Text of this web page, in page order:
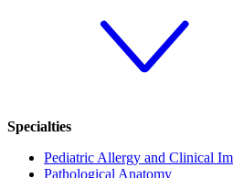
Specialties
Pediatric Allergy and Clinical
Pathological Anatomy